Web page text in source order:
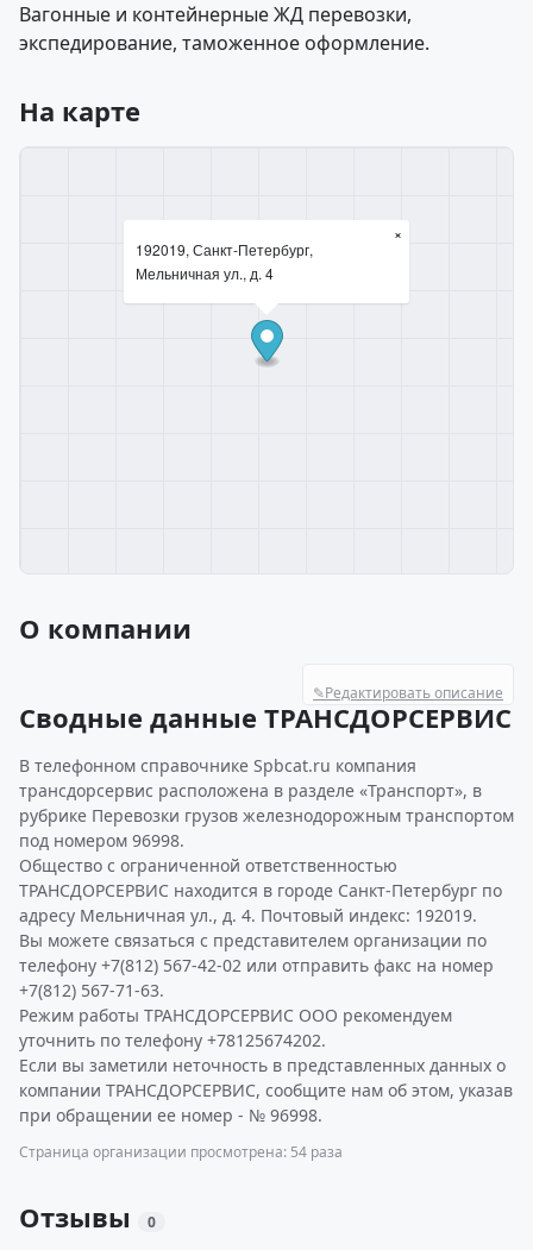
Вагонные и контейнерные ЖД перевозки,
экспедирование, таможенное оформление.
На карте
192019, Санкт-Петербург,
Мельничная ул., д. 4
×
О компании
✎Редактировать описание
Сводные данные ТРАНСДОРСЕРВИС
В телефонном справочнике Spbcat.ru компания
трансдорсервис расположена в разделе «Транспорт», в
рубрике Перевозки грузов железнодорожным транспортом
под номером 96998.
Общество с ограниченной ответственностью
ТРАНСДОРСЕРВИС находится в городе Санкт-Петербург по
адресу Мельничная ул., д. 4. Почтовый индекс: 192019.
Вы можете связаться с представителем организации по
телефону +7(812) 567-42-02 или отправить факс на номер
+7(812) 567-71-63.
Режим работы ТРАНСДОРСЕРВИС ООО рекомендуем
уточнить по телефону +78125674202.
Если вы заметили неточность в представленных данных о
компании ТРАНСДОРСЕРВИС, сообщите нам об этом, указав
при обращении ее номер - № 96998.
Страница организации просмотрена: 54 раза
Отзывы 0